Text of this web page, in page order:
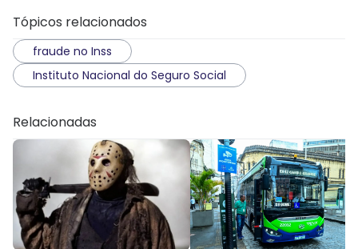
Tópicos relacionados
fraude no Inss
Instituto Nacional do Seguro Social
Relacionadas